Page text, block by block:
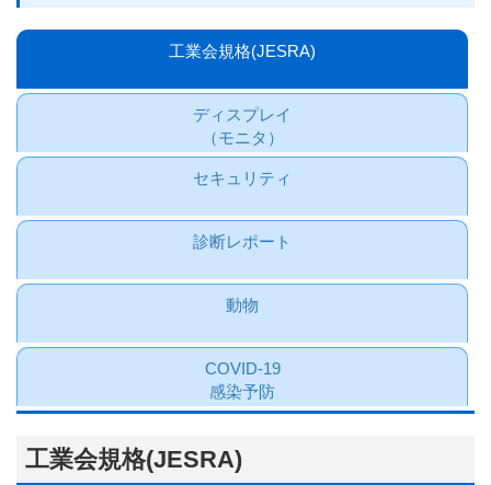
a
o
工業会規格(JESRA)
ディスプレイ
（モニタ）
セキュリティ
診断レポート
動物
COVID-19
感染予防
工業会規格(JESRA)